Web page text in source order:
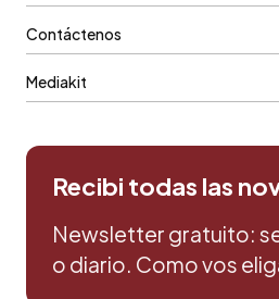
Contáctenos
Mediakit
Recibi todas las
Newsletter gratuito:
o diario. Como vos